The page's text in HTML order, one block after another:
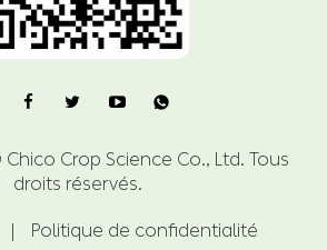

Chico Crop Science Co., Ltd. Tous
droits réservés.
| Politique de confidentialité